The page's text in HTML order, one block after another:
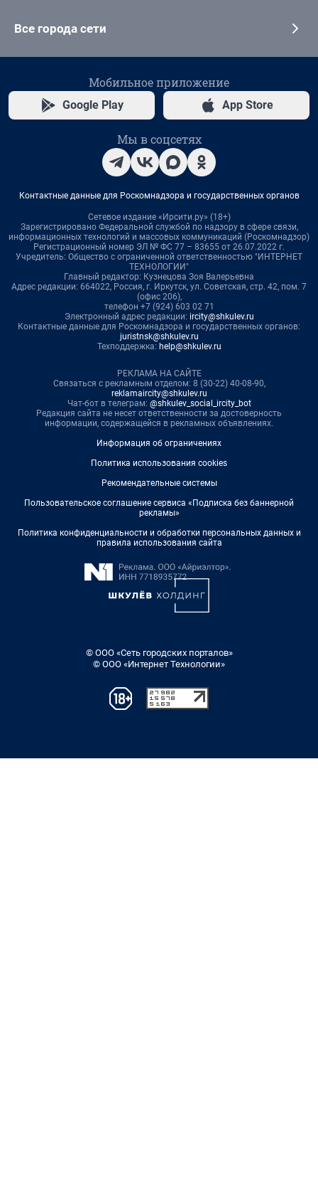
Все города сети
Мобильное приложение
Google Play App Store
Мы в соцсетях
Контактные данные для Роскомнадзора и государственных органов
Сетевое издание «Ирсити.ру» (18+)
Зарегистрировано Федеральной службой по надзору в сфере связи,
информационных технологий и массовых коммуникаций (Роскомнадзор)
Регистрационный номер ЭЛ № ФС 77 – 83655 от 26.07.2022 г.
Учредитель: Общество с ограниченной ответственностью "ИНТЕРНЕТ
ТЕХНОЛОГИИ"
Главный редактор: Кузнецова Зоя Валерьевна
Адрес редакции: 664022, Россия, г. Иркутск, ул. Советская, стр. 42, пом. 7
(офис 206),
телефон +7 (924) 603 02 71
Электронный адрес редакции: ircity@shkulev.ru
Контактные данные для Роскомнадзора и государственных органов:
juristnsk@shkulev.ru
Техподдержка: help@shkulev.ru
РЕКЛАМА НА САЙТЕ
Связаться с рекламным отделом: 8 (30-22) 40-08-90,
reklamaircity@shkulev.ru
Чат-бот в телеграм: @shkulev_social_ircity_bot
Редакция сайта не несет ответственности за достоверность
информации, содержащейся в рекламных объявлениях.
Информация об ограничениях
Политика использования cookies
Рекомендательные системы
Пользовательское соглашение сервиса «Подписка без баннерной
рекламы»
Политика конфиденциальности и обработки персональных данных и
правила использования сайта
© ООО «Сеть городских порталов»
© ООО «Интернет Технологии»